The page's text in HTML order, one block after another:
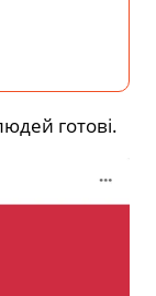
готові.